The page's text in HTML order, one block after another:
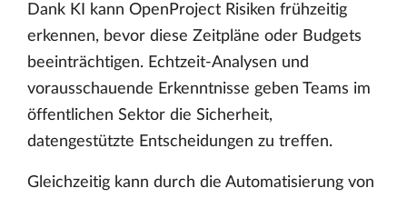
Dank KI kann OpenProject Risiken frühzeitig
erkennen, bevor diese Zeitpläne oder Budgets
beeinträchtigen. Echtzeit-Analysen und
vorausschauende Erkenntnisse geben Teams im
öffentlichen Sektor die Sicherheit,
datengestützte Entscheidungen zu treffen.
Gleichzeitig kann durch die Automatisierung von